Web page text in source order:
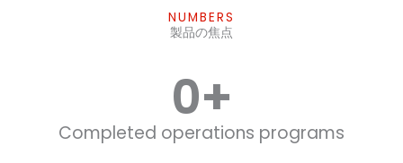
NUMBERS
製品の焦点
Completed operations programs
0+